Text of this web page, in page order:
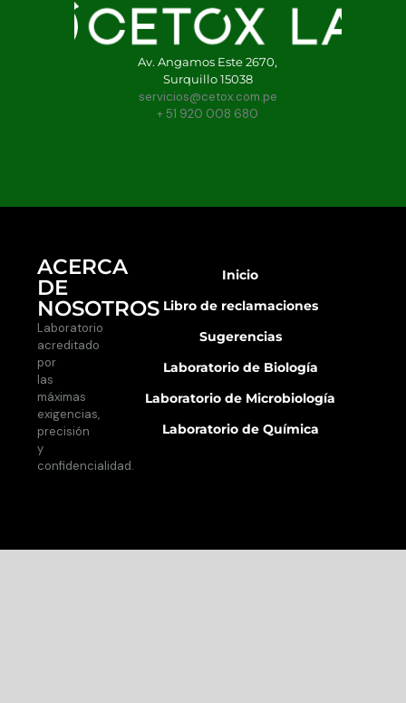
Av. Angamos Este 2670,
Surquillo 15038
servicios@cetox.com.pe
+ 51 920 008 680
ACERCA
DE
NOSOTROS
Laboratorio
acreditado
por
las
máximas
exigencias,
precisión
y
confidencialidad.
Inicio
Libro de reclamaciones
Sugerencias
Laboratorio de Biología
Laboratorio de Microbiología
Laboratorio de Química